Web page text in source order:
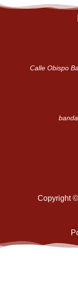
Calle Obispo
Copyright